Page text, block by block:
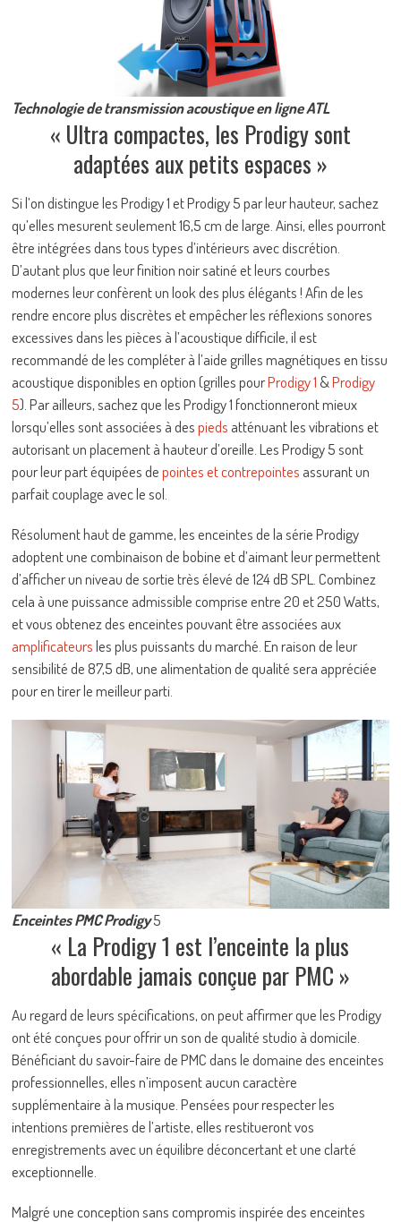
Technologie de transmission acoustique en ligne ATL
« Ultra compactes, les Prodigy sont
adaptées aux petits espaces »
Si l’on distingue les Prodigy 1 et Prodigy 5 par leur hauteur, sachez
qu’elles mesurent seulement 16,5 cm de large. Ainsi, elles pourront
être intégrées dans tous types d’intérieurs avec discrétion.
D’autant plus que leur finition noir satiné et leurs courbes
modernes leur confèrent un look des plus élégants ! Afin de les
rendre encore plus discrètes et empêcher les réflexions sonores
excessives dans les pièces à l’acoustique difficile, il est
recommandé de les compléter à l’aide grilles magnétiques en tissu
acoustique disponibles en option (grilles pourProdigy 1 &Prodigy
5). Par ailleurs, sachez que les Prodigy 1 fonctionneront mieux
lorsqu’elles sont associées à despieds atténuant les vibrations et
autorisant un placement à hauteur d’oreille. Les Prodigy 5 sont
pour leur part équipées depointes et contrepointes assurant un
parfait couplage avec le sol.
Résolument haut de gamme, les enceintes de la série Prodigy
adoptent une combinaison de bobine et d’aimant leur permettent
d’afficher un niveau de sortie très élevé de 124 dB SPL. Combinez
cela à une puissance admissible comprise entre 20 et 250 Watts,
et vous obtenez des enceintes pouvant être associées aux
amplificateursles plus puissants du marché. En raison de leur
sensibilité de 87,5 dB, une alimentation de qualité sera appréciée
pour en tirer le meilleur parti.
Enceintes PMC Prodigy5
« La Prodigy 1 est l’enceinte la plus
abordable jamais conçue par PMC »
Au regard de leurs spécifications, on peut affirmer que les Prodigy
ont été conçues pour offrir un son de qualité studio à domicile.
Bénéficiant du savoir-faire de PMC dans le domaine des enceintes
professionnelles, elles n’imposent aucun caractère
supplémentaire à la musique. Pensées pour respecter les
intentions premières de l’artiste, elles restitueront vos
enregistrements avec un équilibre déconcertant et une clarté
exceptionnelle.
Malgré une conception sans compromis inspirée des enceintes